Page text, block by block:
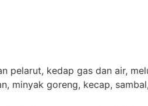
pelarut, kedap gas dan air,
minyak goreng, kecap,